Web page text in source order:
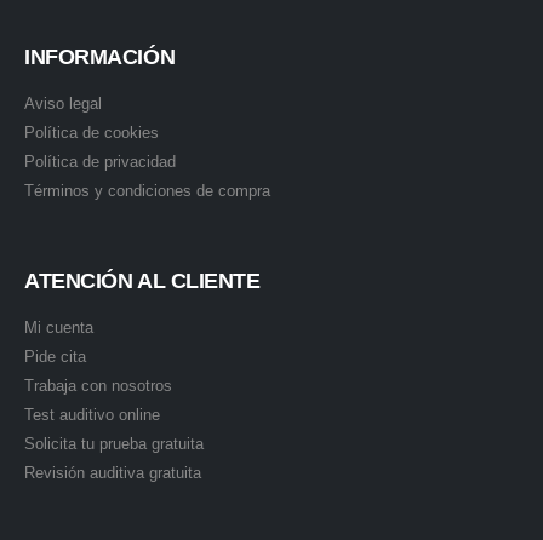
INFORMACIÓN
Aviso legal
Política de cookies
Política de privacidad
Términos y condiciones de compra
ATENCIÓN AL CLIENTE
Mi cuenta
Pide cita
Trabaja con nosotros
Test auditivo online
Solicita tu prueba gratuita
Revisión auditiva gratuita